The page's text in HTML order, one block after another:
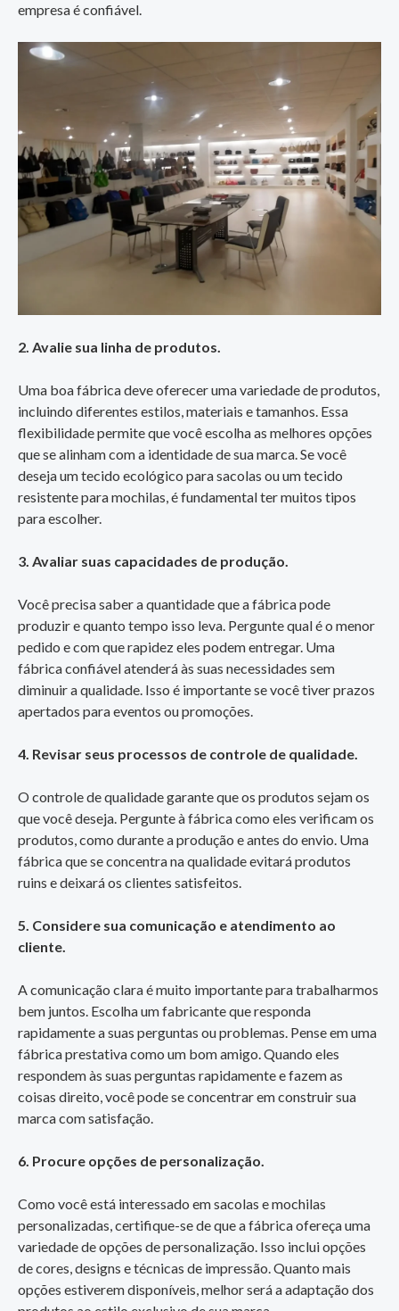
empresa é confiável.
2. Avalie sua linha de produtos.
Uma boa fábrica deve oferecer uma variedade de produtos,
incluindo diferentes estilos, materiais e tamanhos. Essa
flexibilidade permite que você escolha as melhores opções
que se alinham com a identidade de sua marca. Se você
deseja um tecido ecológico para sacolas ou um tecido
resistente para mochilas, é fundamental ter muitos tipos
para escolher.
3. Avaliar suas capacidades de produção.
Você precisa saber a quantidade que a fábrica pode
produzir e quanto tempo isso leva. Pergunte qual é o menor
pedido e com que rapidez eles podem entregar. Uma
fábrica confiável atenderá às suas necessidades sem
diminuir a qualidade. Isso é importante se você tiver prazos
apertados para eventos ou promoções.
4. Revisar seus processos de controle de qualidade.
O controle de qualidade garante que os produtos sejam os
que você deseja. Pergunte à fábrica como eles verificam os
produtos, como durante a produção e antes do envio. Uma
fábrica que se concentra na qualidade evitará produtos
ruins e deixará os clientes satisfeitos.
5. Considere sua comunicação e atendimento ao
cliente.
A comunicação clara é muito importante para trabalharmos
bem juntos. Escolha um fabricante que responda
rapidamente a suas perguntas ou problemas. Pense em uma
fábrica prestativa como um bom amigo. Quando eles
respondem às suas perguntas rapidamente e fazem as
coisas direito, você pode se concentrar em construir sua
marca com satisfação.
6. Procure opções de personalização.
Como você está interessado em sacolas e mochilas
personalizadas, certifique-se de que a fábrica ofereça uma
variedade de opções de personalização. Isso inclui opções
de cores, designs e técnicas de impressão. Quanto mais
opções estiverem disponíveis, melhor será a adaptação dos